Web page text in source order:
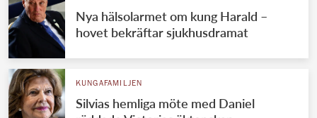
Nya hälsolarmet om kung Harald –
hovet bekräftar sjukhusdramat
KUNGAFAMILJEN
Silvias hemliga möte med Daniel